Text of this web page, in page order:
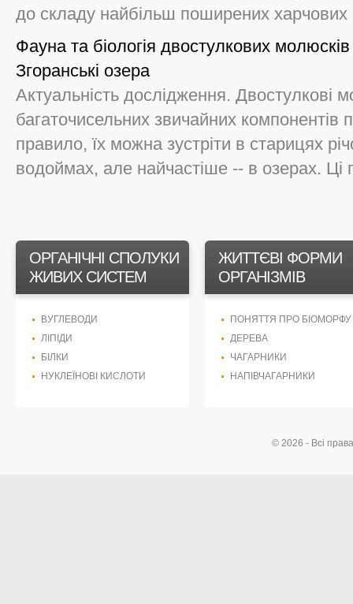
до складу найбільш поширених харчових
Фауна та біологія двостулкових
Згоранські озера
Актуальність дослідження. Двостулкові
багаточисельних звичайних компонентів
правило, їх можна зустріти в старицях
водоймах, але найчастіше -- в озерах. Ці
ОРГАНІЧНІ СПОЛУКИ
ЖИВИХ СИСТЕМ
ВУГЛЕВОДИ
ЛІПІДИ
БІЛКИ
НУКЛЕЇНОВІ КИСЛОТИ
ЖИТТЄВІ ФОРМИ
ОРГАНІЗМІВ
ПОНЯТТЯ ПРО БІОМОРФУ
ДЕРЕВА
ЧАГАРНИКИ
НАПІВЧАГАРНИКИ
© 2026 - Всі